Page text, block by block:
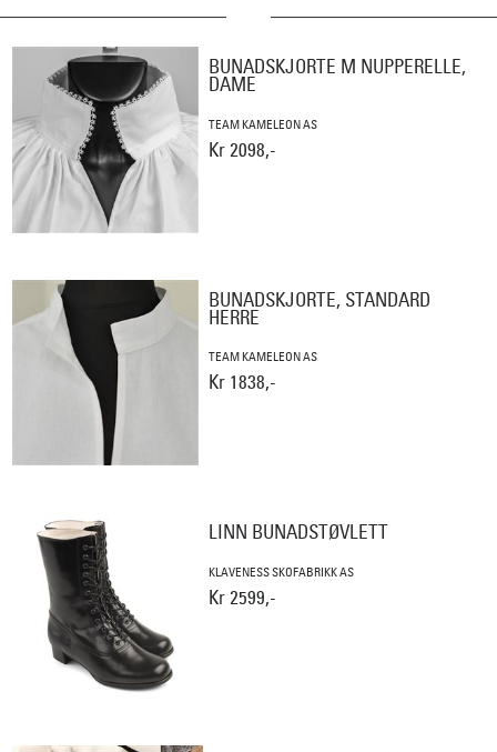
BUNADSKJORTE M NUPPERELLE,
DAME
TEAM KAMELEON AS
Kr 2098,-
BUNADSKJORTE, STANDARD
HERRE
TEAM KAMELEON AS
Kr 1838,-
LINN BUNADSTØVLETT
KLAVENESS SKOFABRIKK AS
Kr 2599,-